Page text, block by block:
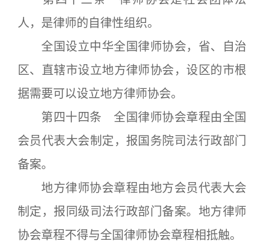
人，是律师的自律性组织。
全国设立中华全国律师协会，省、自治
区、直辖市设立地方律师协会，设区的市根
据需要可以设立地方律师协会。
第四十四条 全国律师协会章程由全国
会员代表大会制定，报国务院司法行政部门
备案。
地方律师协会章程由地方会员代表大会
制定，报同级司法行政部门备案。地方律师
协会章程不得与全国律师协会章程相抵触。